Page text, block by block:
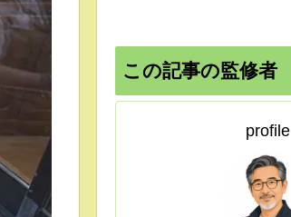
この記事の監修者
profile